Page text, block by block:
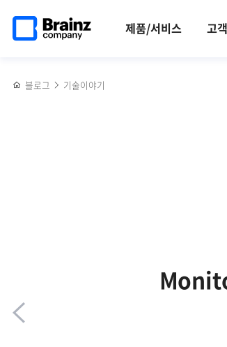
건너뛰기
제품/서비스 고객
페이지로
블로그 기술이야기
되면
누릴
공유하기
공유하기
공유하기
공유하기
모니터링
트렌드